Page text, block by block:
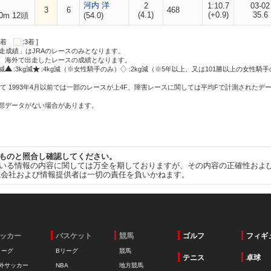
12頭
3 6
河内 洋
(54.0)
2
(4.1)
468
1:10.7
(+0.9)
03-02
35.6
着
:3着 ]
績」はJRAのレースのみとなります。
外で出走したレースの成績となります。
:3kg減 :4kg減（※女性騎手のみ） :2kg減（※5年以上、又は101勝以上の女性騎手
1993年4月以前では一部のレースが上4F、障害レースに関しては平均Fで計測されたデ
ータがない場合があります。
のと照合し確認してください。
る情報の内容に関しては万全を期しておりますが、その内容の正確性お
社および情報提供者は一切の責任を負いかねます。
カー
ーグ
サッカー
バスケット
Bリーグ
NBA
競馬
競馬
地方競馬
ゴルフ フィギ
テニス 卓球